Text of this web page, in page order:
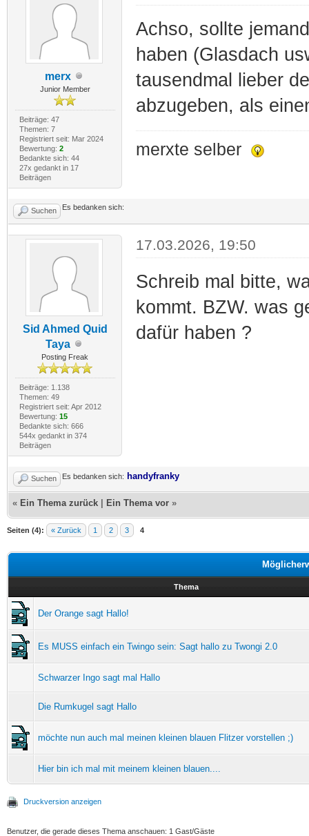
merx
Junior Member
Beiträge: 47
Themen: 7
Registriert seit: Mar 2024
Bewertung: 2
Bedankte sich: 44
27x gedankt in 17
Beiträgen
Achso, sollte
haben (Glasdach
tausendmal lieber
abzugeben, als
merxte selber
Suchen Es bedanken sich:
Sid Ahmed Quid
Taya
Posting Freak
Beiträge: 1.138
Themen: 49
Registriert seit: Apr 2012
Bewertung: 15
Bedankte sich: 666
544x gedankt in 374
Beiträgen
17.03.2026, 19:50
Schreib mal bitte,
kommt. BZW. was
dafür haben ?
Suchen Es bedanken sich: handyfranky
« Ein Thema zurück Ein Thema vor »
Seiten (4): « Zurück 1 2 3 4
Thema
Der Orange sagt Hallo!
Es MUSS einfach ein Twingo sein: Sagt hallo zu Twongi 2.0
Schwarzer Ingo sagt mal Hallo
Die Rumkugel sagt Hallo
möchte nun auch mal meinen kleinen blauen Flitzer vorstellen ;)
Hier bin ich mal mit meinem kleinen blauen....
Druckversion anzeigen
Benutzer, die gerade dieses Thema anschauen: 1 Gast/Gäste